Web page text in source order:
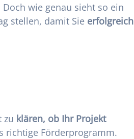
wie genau sieht so ein
stellen, damit Sie erfolgreich
zu klären, ob Ihr Projekt
richtige Förderprogramm.